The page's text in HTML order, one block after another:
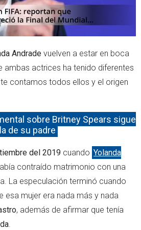
Andrade vuelven a estar en boca
ambas actrices ha tenido diferentes
contamos todos ellos y el origen
sobre Britney Spears sigue
de su padre
del 2019 cuando Yolanda
contraído matrimonio con una
La especulación terminó cuando
esa mujer era nada más y nada
, además de afirmar que tenía